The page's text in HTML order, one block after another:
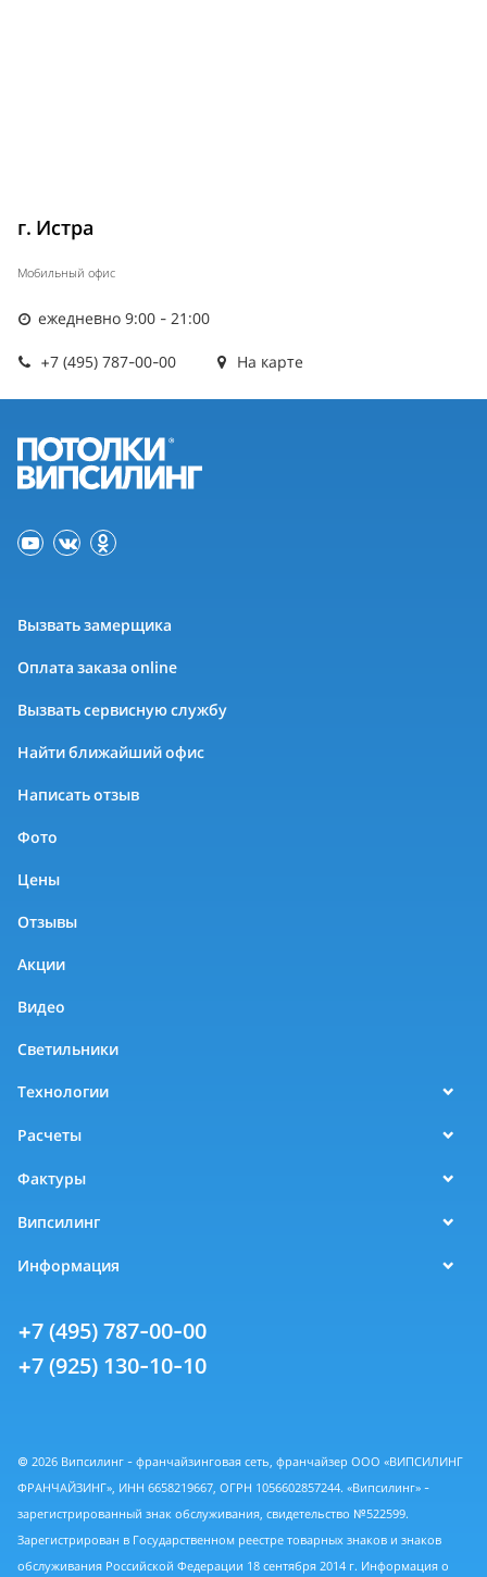
г. Истра
Мобильный офис
ежедневно 9:00 - 21:00
+7 (495) 787-00-00 На карте
Вызвать замерщика
Оплата заказа online
Вызвать сервисную службу
Найти ближайший офис
Написать отзыв
Фото
Цены
Отзывы
Акции
Видео
Светильники
Технологии
Расчеты
Фактуры
Випсилинг
Информация
+7 (495) 787-00-00
+7 (925) 130-10-10
© 2026 Випсилинг - франчайзинговая сеть, франчайзер ООО «ВИПСИЛИНГ
ФРАНЧАЙЗИНГ», ИНН 6658219667, ОГРН 1056602857244. «Випсилинг» -
зарегистрированный знак обслуживания, свидетельство №522599.
Зарегистрирован в Государственном реестре товарных знаков и знаков
обслуживания Российской Федерации 18 сентября 2014 г. Информация о